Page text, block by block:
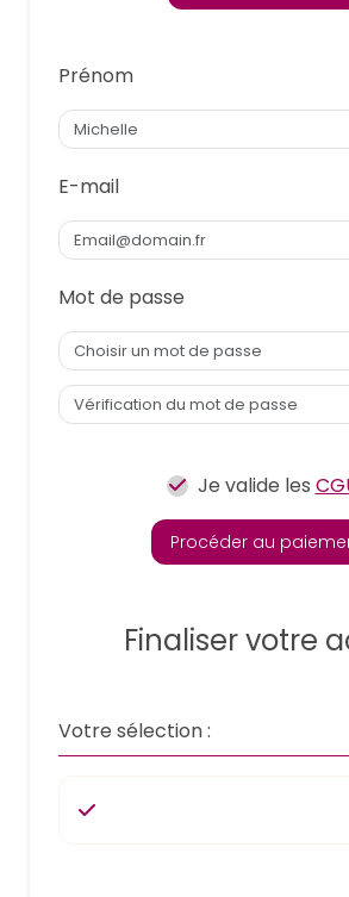
Prénom
E-mail
Mot de passe
Je valide les
Procéder au
Finaliser votre
Votre sélection :